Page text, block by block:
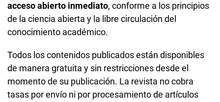
acceso abierto inmediato, conforme a los principios
de la ciencia abierta y la libre circulación del
conocimiento académico.
Todos los contenidos publicados están disponibles
de manera gratuita y sin restricciones desde el
momento de su publicación. La revista no cobra
tasas por envío ni por procesamiento de artículos